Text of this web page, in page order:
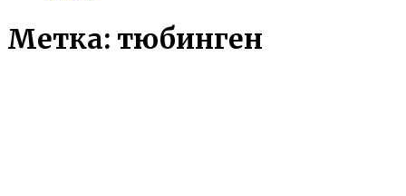
Метка: тюбинген